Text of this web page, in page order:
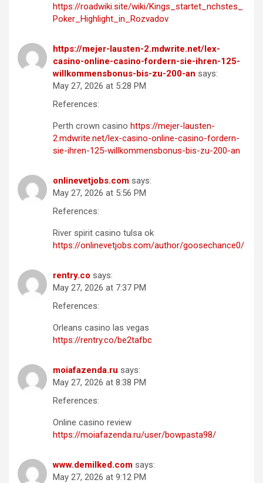
https://roadwiki.site/wiki/Kings_startet_nchstes_
Poker_Highlight_in_Rozvadov
https://mejer-lausten-2.mdwrite.net/lex-
casino-online-casino-fordern-sie-ihren-125-
willkommensbonus-bis-zu-200-an says:
May 27, 2026 at 5:28 PM
References:
Perth crown casino https://mejer-lausten-
2.mdwrite.net/lex-casino-online-casino-fordern-
sie-ihren-125-willkommensbonus-bis-zu-200-an
onlinevetjobs.com says:
May 27, 2026 at 5:56 PM
References:
River spirit casino tulsa ok
https://onlinevetjobs.com/author/goosechance0/
rentry.co says:
May 27, 2026 at 7:37 PM
References:
Orleans casino las vegas
https://rentry.co/be2tafbc
moiafazenda.ru says:
May 27, 2026 at 8:38 PM
References:
Online casino review
https://moiafazenda.ru/user/bowpasta98/
www.demilked.com says:
May 27, 2026 at 9:12 PM